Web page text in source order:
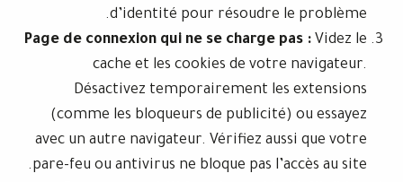
d’identité pour résoudre
Page de connexion qui ne se charge
cache et les cookies de votre
Désactivez temporairement les
(comme les bloqueurs de publicité)
avec un autre navigateur. Vérifiez
pare-feu ou antivirus ne bloque pas